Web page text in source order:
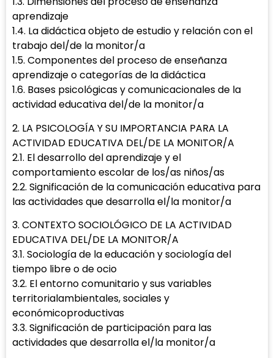
aprendizaje
1.4. La didáctica objeto de estudio y relación con el
trabajo del/de la monitor/a
1.5. Componentes del proceso de enseñanza
aprendizaje o categorías de la didáctica
1.6. Bases psicológicas y comunicacionales de la
actividad educativa del/de la monitor/a
2. LA PSICOLOGÍA Y SU IMPORTANCIA PARA LA
ACTIVIDAD EDUCATIVA DEL/DE LA MONITOR/A
2.1. El desarrollo del aprendizaje y el
comportamiento escolar de los/as niños/as
2.2. Significación de la comunicación educativa para
las actividades que desarrolla el/la monitor/a
3. CONTEXTO SOCIOLÓGICO DE LA ACTIVIDAD
EDUCATIVA DEL/DE LA MONITOR/A
3.1. Sociología de la educación y sociología del
tiempo libre o de ocio
3.2. El entorno comunitario y sus variables
territorialambientales, sociales y
económicoproductivas
3.3. Significación de participación para las
actividades que desarrolla el/la monitor/a